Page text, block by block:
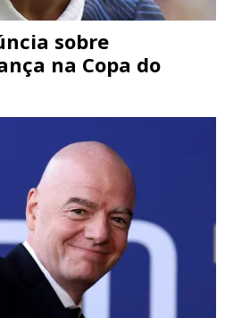
sobre
na Copa do